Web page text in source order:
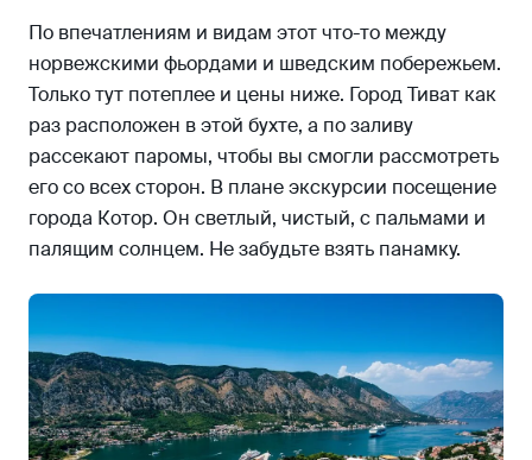
По впечатлениям и видам этот что-то между
норвежскими фьордами и шведским побережьем.
Только тут потеплее и цены ниже. Город Тиват как
раз расположен в этой бухте, а по заливу
рассекают паромы, чтобы вы смогли рассмотреть
его со всех сторон. В плане экскурсии посещение
города Котор. Он светлый, чистый, с пальмами и
палящим солнцем. Не забудьте взять панамку.